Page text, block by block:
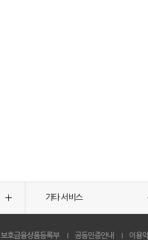
기타 서비스
보호금융상품등록부 공동인증안내 이용